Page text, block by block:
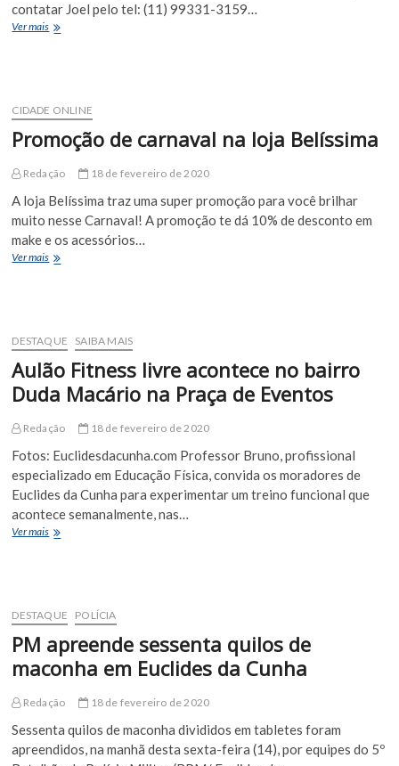
contatar Joel pelo tel: (11) 99331-3159…
Ver maisClassificados
da
Cunha
CIDADE ONLINE
Promoção de carnaval na loja Belíssima
Redação 18 de fevereiro de 2020
A loja Belíssima traz uma super promoção para você brilhar
muito nesse Carnaval! A promoção te dá 10% de desconto em
make e os acessórios…
Ver maisPromoção
Belíssima
DESTAQUE SAIBA MAIS
Aulão Fitness livre acontece no bairro
Duda Macário na Praça de Eventos
Redação 18 de fevereiro de 2020
Fotos: Euclidesdacunha.com Professor Bruno, profissional
especializado em Educação Física, convida os moradores de
Euclides da Cunha para experimentar um treino funcional que
acontece semanalmente, nas…
Ver maisAulão
bairro
Duda
Macário
Praça
Eventos
DESTAQUE POLÍCIA
PM apreende sessenta quilos de
maconha em Euclides da Cunha
Redação 18 de fevereiro de 2020
Sessenta quilos de maconha divididos em tabletes foram
apreendidos, na manhã desta sexta-feira (14), por equipes do 5º